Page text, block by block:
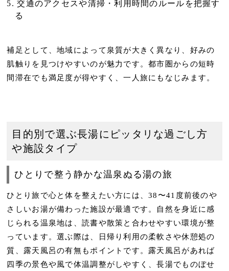
交通のアクセスや清掃・利用時間のルールを把握す
る
補足として、地域によって泉質が大きく異なり、好みの
肌触りを見つけやすいのが魅力です。都市圏からの短時
間滞在でも満足度が得やすく、一人旅にもなじみます。
目的別で選ぶ長湯にピッタリな過ごし方
や施設タイプ
ひとりで整う静かな温泉ぬる湯の旅
ひとり旅で心と体を整えたい方には、38〜41度前後のや
さしいお湯が備わった施設が最適です。自然を身近に感
じられる温泉地は、読書や散策と合わせやすい環境が整
っています。選ぶ際は、日帰り利用の柔軟さや休憩処の
質、露天風呂の有無もポイントです。露天風呂があれば
四季の景色や風で体温調整がしやすく、長湯でものぼせ